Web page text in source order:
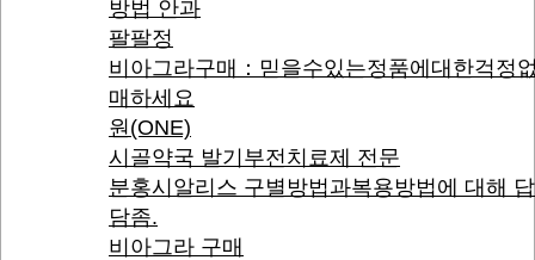
방법 안과
팔팔정
비아그라구매：믿을수있는정품에대한걱정
매하세요
원(ONE)
시골약국 발기부전치료제 전문
분홍시알리스 구별방법과복용방법에 대해
담좀.
비아그라 구매